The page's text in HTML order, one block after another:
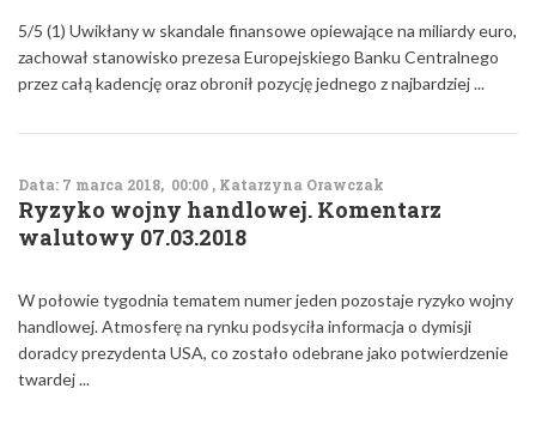
5/5 (1) Uwikłany w skandale finansowe opiewające na miliardy euro,
zachował stanowisko prezesa Europejskiego Banku Centralnego
przez całą kadencję oraz obronił pozycję jednego z najbardziej ...
Data: 7 marca 2018, 00:00 , Katarzyna Orawczak
Ryzyko wojny handlowej. Komentarz
walutowy 07.03.2018
W połowie tygodnia tematem numer jeden pozostaje ryzyko wojny
handlowej. Atmosferę na rynku podsyciła informacja o dymisji
doradcy prezydenta USA, co zostało odebrane jako potwierdzenie
twardej ...